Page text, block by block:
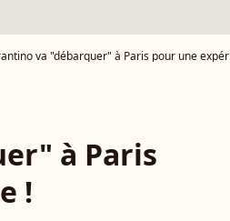
va "débarquer" à Paris pour une expérience incroyable !
à Paris
!